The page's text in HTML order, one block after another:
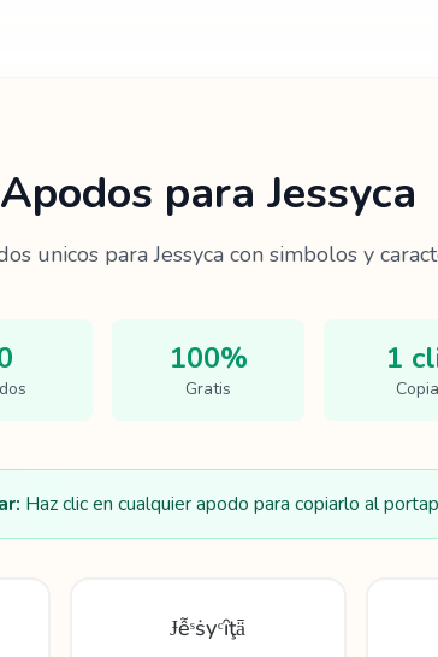
Apodos para Jessyca
unicos paraJessycacon simbolos y
100%
Gratis
1
Haz clic en cualquier apodo para copiarlo al
Ɉễˢṡуᶜȋţǟ